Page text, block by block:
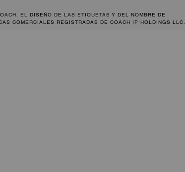
EL DISEÑO DE LAS ETIQUETAS Y DEL NOMBRE DE
COMERCIALES REGISTRADAS DE COACH IP HOLDINGS LLC.